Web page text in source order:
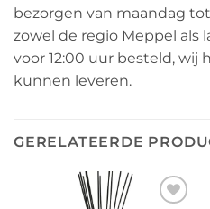
bezorgen van maandag
zowel de regio Meppel als
voor 12:00 uur besteld, wij
kunnen leveren.
GERELATEERDE